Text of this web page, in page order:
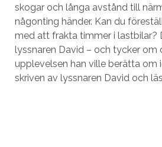
skogar och långa avstånd till
någonting händer. Kan du
med att frakta timmer i lastbilar?
lyssnaren David – och tycker om
upplevelsen han ville berätta om
skriven av lyssnaren David och